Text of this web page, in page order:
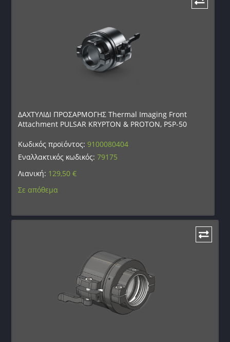
ΔΑΧΤΥΛΙΔΙ ΠΡΟΣΑΡΜΟΓΗΣ Thermal Imaging Front
Attachment PULSAR KRYPTON & PROTON, PSP-50
Κωδικός προϊόντος:9100080404
Εναλλακτικός κωδικός:79175
Λιανική: 129,50€
Σε απόθεμα